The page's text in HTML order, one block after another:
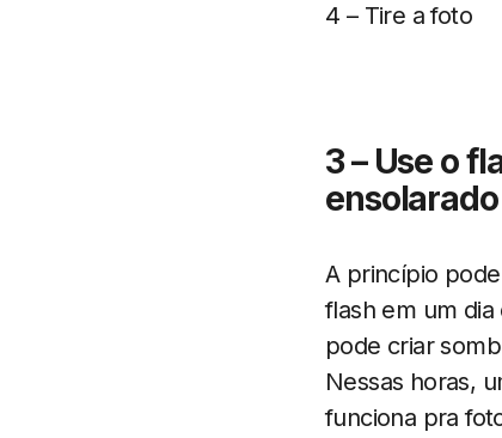
4 – Tire a foto
3 – Use o
ensolarado
A princípio
flash em um
pode criar
Nessas horas,
funciona pra